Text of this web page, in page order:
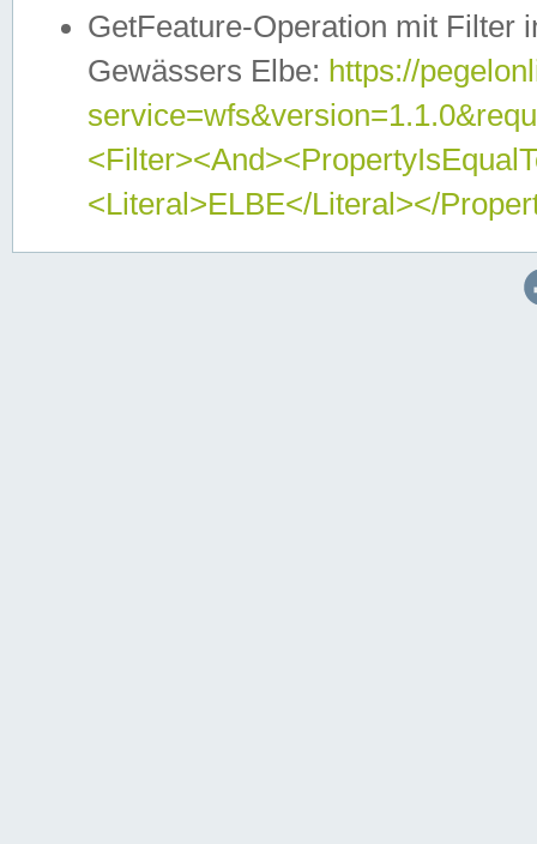
GetFeature-Operation mit Filter
Gewässers Elbe: https://
<Literal>ELBE</Literal></